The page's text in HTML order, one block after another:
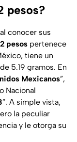
pesos?
conocer sus
pesos pertenece
tiene un
5.19 gramos. En
Mexicanos”,
Nacional
”. A simple vista,
la peculiar
y le otorga su